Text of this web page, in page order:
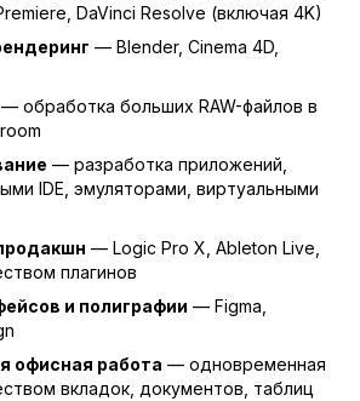
DaVinci Resolve (включая 4K)
— Blender, Cinema 4D,
— обработка больших RAW-файлов в
— разработка приложений,
IDE, эмуляторами, виртуальными
— Logic Pro X, Ableton Live,
плагинов
и полиграфии — Figma,
офисная работа — одновременная
вкладок, документов, таблиц